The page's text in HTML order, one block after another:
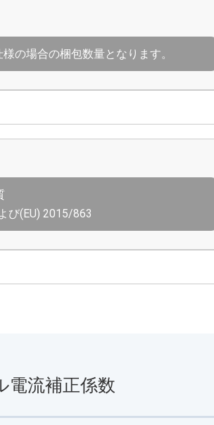
の場合の梱包数量となります。
び(EU) 2015/863
電流補正係数